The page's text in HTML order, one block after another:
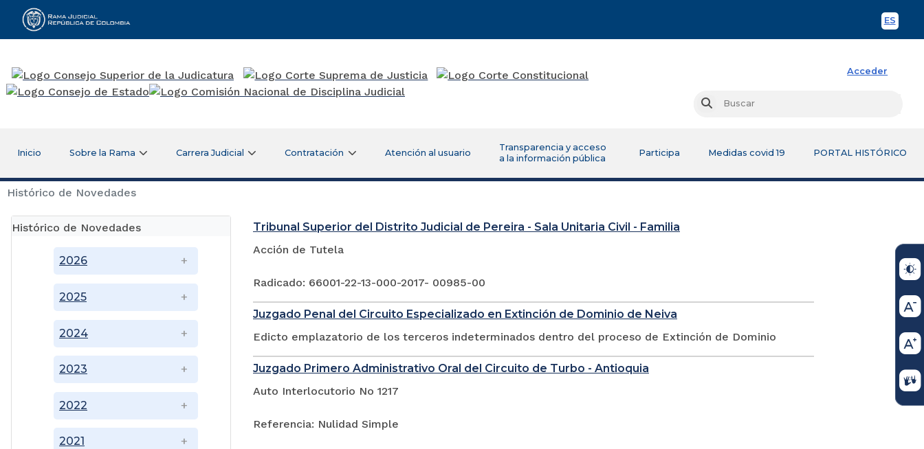
ES
Rama Judicial
Acceder
Buscar
Inicio Sobre la Rama Carrera Judicial Contratación Atención al usuario
Transparencia y acceso
a la información pública
Participa Medidas covid 19 PORTAL HISTÓRICO
Histórico de Novedades
Histórico de Novedades
2021
2022
2023
2024
2025
2026
Tribunal Superior del Distrito Judicial de Pereira - Sala Unitaria Civil - Familia
Acción de Tutela
Radicado: 66001-22-13-000-2017- 00985-00
Juzgado Penal del Circuito Especializado en Extinción de Dominio de Neiva
Edicto emplazatorio de los terceros indeterminados dentro del proceso de Extinción de Dominio
Juzgado Primero Administrativo Oral del Circuito de Turbo - Antioquia
Auto Interlocutorio No 1217
Referencia: Nulidad Simple